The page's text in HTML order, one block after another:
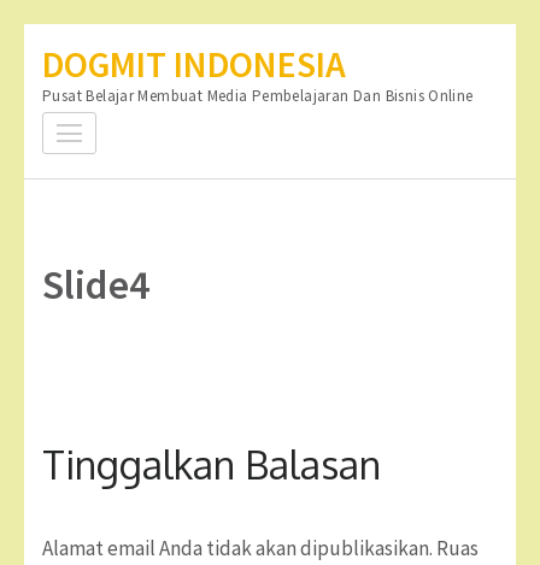
ke
konten
(Tekan
DOGMIT INDONESIA
Pusat Belajar Membuat Media Pembelajaran Dan Bisnis Online
Slide4
Tinggalkan Balasan
Alamat email Anda tidak akan dipublikasikan. Ruas